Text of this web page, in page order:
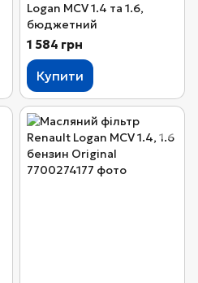
Logan MCV 1.4 та 1.6,
бюджетний
1 584 грн
Купити